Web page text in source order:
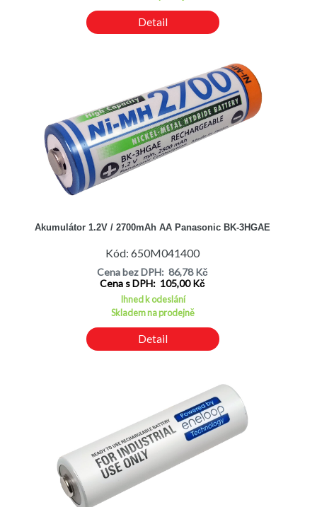
Velikost 10,5 x 44,5 mm
Hmotnost 0,013 kg
Detail
Akumulátor 1.2V / 2700mAh AA Panasonic BK-3HGAE
Kód: 650M041400
Cena bez DPH: 86,78 Kč
Cena s DPH: 105,00 Kč
Ihned k odeslání
Skladem na prodejně
Detail